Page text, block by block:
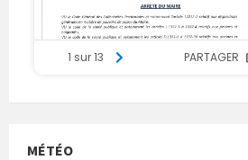
MÉTÉO